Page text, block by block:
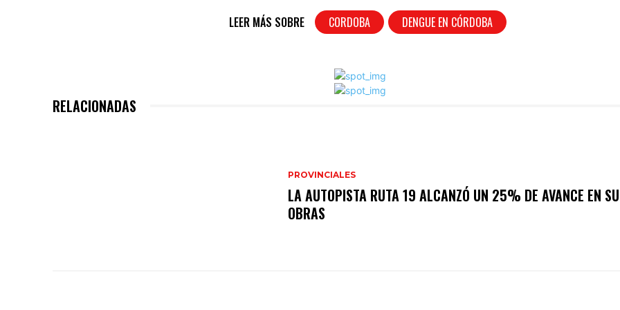
LEER MÁS SOBRE CORDOBA DENGUE EN CÓRDOBA
RELACIONADAS
PROVINCIALES
LA AUTOPISTA RUTA 19 ALCANZÓ UN 25% DE AVANCE EN
OBRAS